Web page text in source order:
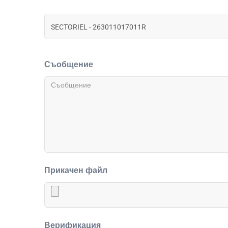
Съобщение
Прикачен файл
Верификация